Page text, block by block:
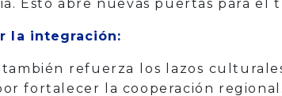
Esto abre nuevas puertas para el
la integración:
refuerza los lazos
fortalecer la cooperación regional.